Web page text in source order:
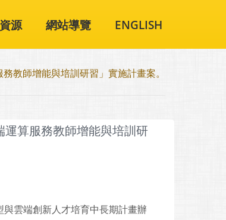
源 網站導覽 ENGLISH
教師增能與培訓研習」實施計畫案。
算服務教師增能與培訓研
雲端創新人才培育中長期計畫辦